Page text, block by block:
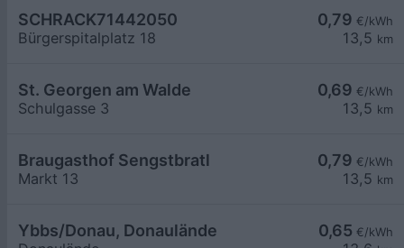
0,79 €/kWh
13,5 km
SCHRACK71442050
Bürgerspitalplatz 18
0,69 €/kWh
13,5 km
St. Georgen am Walde
Schulgasse 3
0,79 €/kWh
13,5 km
Braugasthof Sengstbratl
Markt 13
0,65 €/kWh
Ybbs/Donau, Donaulände